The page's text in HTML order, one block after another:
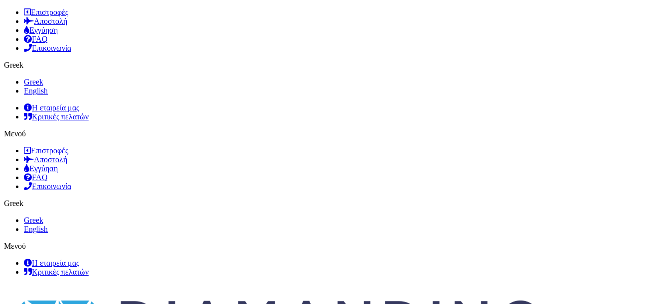
Επιστροφές
Αποστολή
Εγγύηση
FAQ
Επικοινωνία
Greek
Greek
English
Η εταιρεία μας
Κριτικές πελατών
Μενού
Επιστροφές
Αποστολή
Εγγύηση
FAQ
Επικοινωνία
Greek
Greek
English
Μενού
Η εταιρεία μας
Κριτικές πελατών